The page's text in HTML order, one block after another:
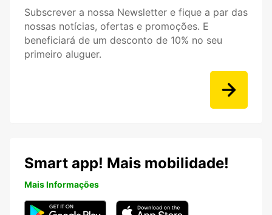
Subscrever a nossa Newsletter e fique a par das
nossas notícias, ofertas e promoções. E
beneficiará de um desconto de 10% no seu
primeiro aluguer.
Smart app! Mais mobilidade!
Mais Informações